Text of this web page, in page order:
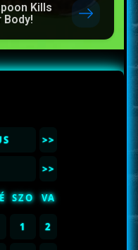
Kills
Body!
>>
>>
SZO VA
1 2